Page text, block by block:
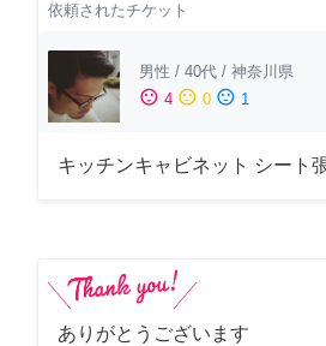
依頼されたチケット
男性 / 40代 / 神奈川県
sentiment_satisfied 4 sentiment_neutral 0 sentiment_dissatisfied 1
キッチンキャビネット シート
ありがとうございます